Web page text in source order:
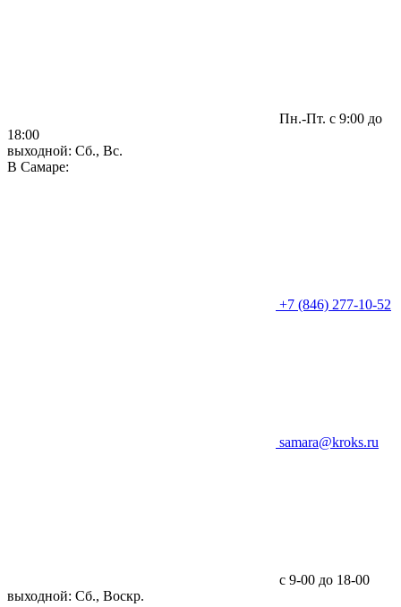
Пн.-Пт. с 9:00 до
18:00
выходной: Сб., Вс.
В Самаре:
+7 (846) 277-10-52
samara@kroks.ru
с 9-00 до 18-00
выходной: Сб., Воскр.